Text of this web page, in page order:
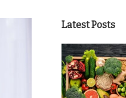
Latest Posts